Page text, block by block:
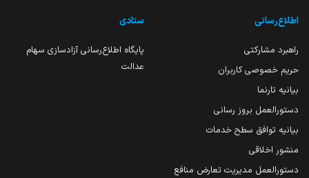
اطلاع‌رسانی
راهبرد مشارکتی
حریم خصوصی کاربران
بیانیه تارنما
دستورالعمل بروز رسانی
بیانیه توافق سطح خدمات
منشور اخلاقی
دستورالعمل مدیریت تعارض منافع
ستادی
پایگاه اطلاع‌رسانی آزادسازی سهام
عدالت